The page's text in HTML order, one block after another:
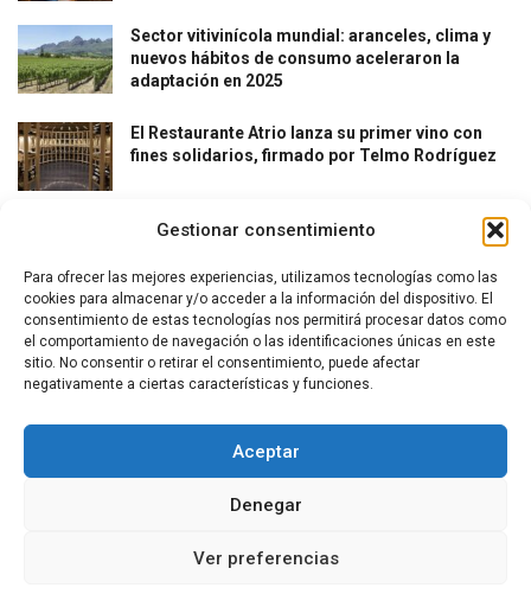
Gestionar consentimiento
Para ofrecer las mejores experiencias, utilizamos tecnologías como las
cookies para almacenar y/o acceder a la información del dispositivo. El
consentimiento de estas tecnologías nos permitirá procesar datos como
el comportamiento de navegación o las identificaciones únicas en este
sitio. No consentir o retirar el consentimiento, puede afectar
negativamente a ciertas características y funciones.
Aceptar
Denegar
Ver preferencias
Sector vitivinícola mundial: aranceles, clima y
nuevos hábitos de consumo aceleraron la
adaptación en 2025
El Restaurante Atrio lanza su primer vino con
fines solidarios, firmado por Telmo Rodríguez
La revista del vino y la gastronomía.